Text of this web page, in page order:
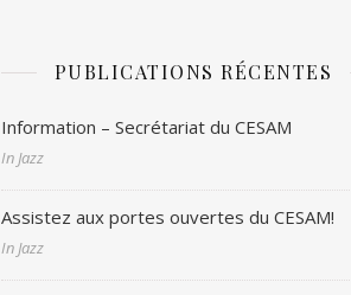
PUBLICATIONS RÉCENTES
Information – Secrétariat du CESAM
In Jazz
Assistez aux portes ouvertes du CESAM!
In Jazz